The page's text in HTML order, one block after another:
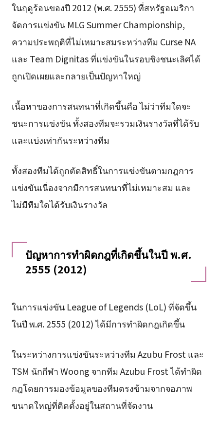
ในฤดูร้อนของปี 2012 (พ.ศ. 2555) ที่สหรัฐอเมริกา
จัดการแข่งขัน MLG Summer Championship,
ความประพฤติที่ไม่เหมาะสมระหว่างทีม Curse NA
และ Team Dignitas ที่แข่งขันในรอบชิงชนะเลิศได้
ถูกเปิดเผยและกลายเป็นปัญหาใหญ่
เนื้อหาของการสนทนาที่เกิดขึ้นคือ ไม่ว่าทีมใดจะ
ชนะการแข่งขัน ทั้งสองทีมจะรวมเงินรางวัลที่ได้รับ
และแบ่งเท่ากันระหว่างทีม
ทั้งสองทีมได้ถูกตัดสิทธิ์ในการแข่งขันตามกฎการ
แข่งขันเนื่องจากมีการสนทนาที่ไม่เหมาะสม และ
ไม่มีทีมใดได้รับเงินรางวัล
ปัญหาการทำผิดกฎที่เกิดขึ้นในปี พ.ศ.
2555 (2012)
ในการแข่งขัน League of Legends (LoL) ที่จัดขึ้น
ในปี พ.ศ. 2555 (2012) ได้มีการทำผิดกฎเกิดขึ้น
ในระหว่างการแข่งขันระหว่างทีม Azubu Frost และ
TSM นักกีฬา Woong จากทีม Azubu Frost ได้ทำผิด
กฎโดยการมองข้อมูลของทีมตรงข้ามจากจอภาพ
ขนาดใหญ่ที่ติดตั้งอยู่ในสถานที่จัดงาน